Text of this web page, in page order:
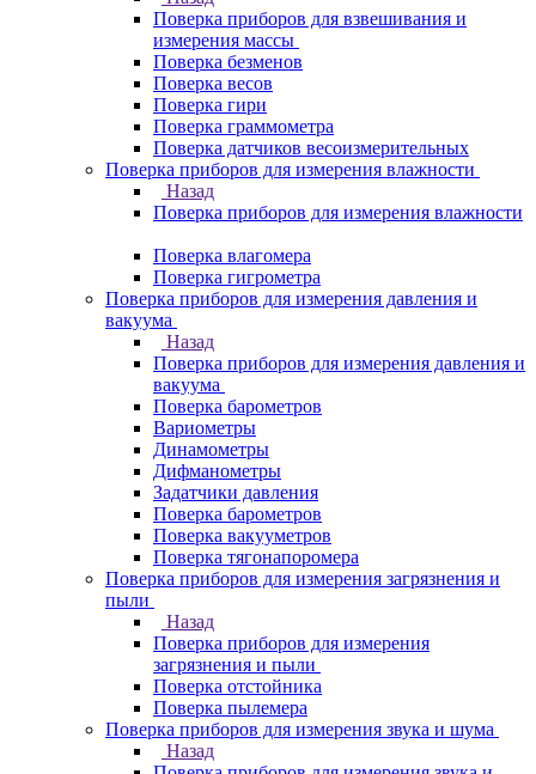
Поверка приборов для взвешивания и
измерения массы
Поверка безменов
Поверка весов
Поверка гири
Поверка граммометра
Поверка датчиков весоизмерительных
Поверка приборов для измерения влажности
Назад
Поверка приборов для измерения влажности
Поверка влагомера
Поверка гигрометра
Поверка приборов для измерения давления и
вакуума
Назад
Поверка приборов для измерения давления и
вакуума
Поверка барометров
Вариометры
Динамометры
Дифманометры
Задатчики давления
Поверка барометров
Поверка вакууметров
Поверка тягонапоромера
Поверка приборов для измерения загрязнения и
пыли
Назад
Поверка приборов для измерения
загрязнения и пыли
Поверка отстойника
Поверка пылемера
Поверка приборов для измерения звука и шума
Назад